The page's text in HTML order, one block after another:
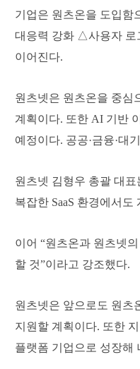
기업은 원츠온을 도입
대응력 강화 △사용자 로
이어진다.
원츠넷은 원츠온을 중심
계획이다. 또한 AI 기반
예정이다. 공공·금융·대
원츠넷 김형우 총괄 대표
복잡한 SaaS 환경에서
이어 “원츠온과 원츠넷
할 것”이라고 강조했다.
원츠넷은 앞으로도 원츠
지원할 계획이다. 또한
플랫폼 기업으로 성장해